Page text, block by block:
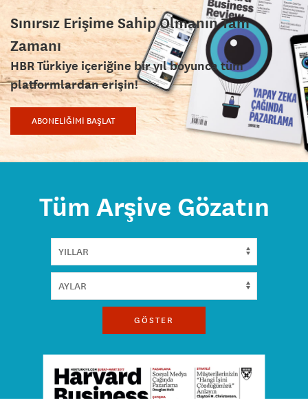
Sınırsız Erişime Sahip Olmanın Tam
Zamanı
HBR Türkiye içeriğine bir yıl boyunca tüm
platformlardan erişin!
ABONELİĞİMİ BAŞLAT
Tüm Arşive Gözatın
GÖSTER